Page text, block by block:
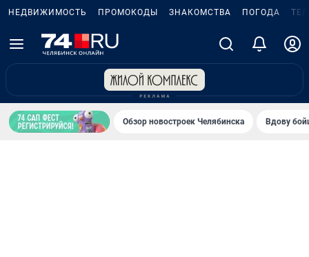
НЕДВИЖИМОСТЬ ПРОМОКОДЫ ЗНАКОМСТВА ПОГОДА
Обзор новостроек Челябинска Вдову